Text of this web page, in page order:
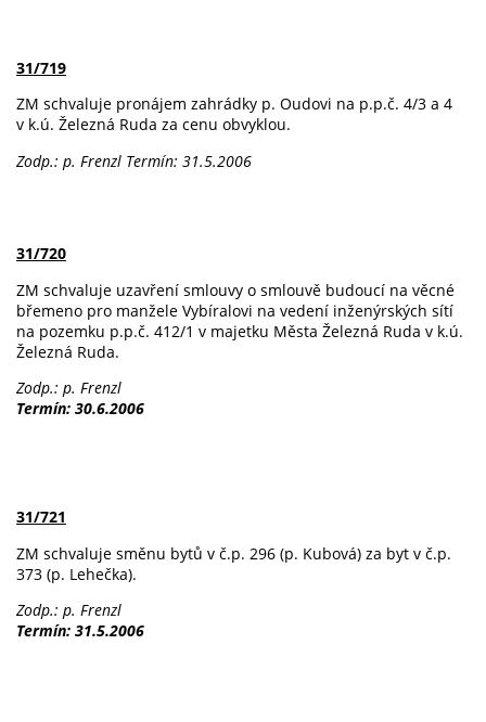
31/719
ZM schvaluje pronájem zahrádky p. Oudovi na p.p.č. 4/3 a 4
v k.ú. Železná Ruda za cenu obvyklou.
Zodp.: p. Frenzl Termín: 31.5.2006
31/720
ZM schvaluje uzavření smlouvy o smlouvě budoucí na věcné
břemeno pro manžele Vybíralovi na vedení inženýrských sítí
na pozemku p.p.č. 412/1 v majetku Města Železná Ruda v k.ú.
Železná Ruda.
Zodp.: p. Frenzl
Termín: 30.6.2006
31/721
ZM schvaluje směnu bytů v č.p. 296 (p. Kubová) za byt v č.p.
373 (p. Lehečka).
Zodp.: p. Frenzl
Termín: 31.5.2006